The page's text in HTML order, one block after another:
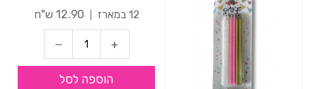
12 במארז
12.90 ש"ח
הוספה לסל